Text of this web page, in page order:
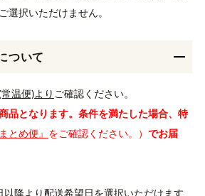
選択いただけません。
ついて
温便)より ご確認ください。
品となります。条件を満たした場合、特
とめ便』 をご確認ください。） でお届
以降より配送希望日を選択いただけます